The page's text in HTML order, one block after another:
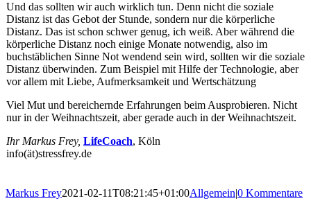
Und das sollten wir auch wirklich tun. Denn nicht die soziale
Distanz ist das Gebot der Stunde, sondern nur die körperliche
Distanz. Das ist schon schwer genug, ich weiß. Aber während die
körperliche Distanz noch einige Monate notwendig, also im
buchstäblichen Sinne Not wendend sein wird, sollten wir die soziale
Distanz überwinden. Zum Beispiel mit Hilfe der Technologie, aber
vor allem mit Liebe, Aufmerksamkeit und Wertschätzung
Viel Mut und bereichernde Erfahrungen beim Ausprobieren. Nicht
nur in der Weihnachtszeit, aber gerade auch in der Weihnachtszeit.
Ihr Markus Frey, LifeCoach, Köln
info(ät)stressfrey.de
Markus Frey2021-02-11T08:21:45+01:00Allgemein|0 Kommentare